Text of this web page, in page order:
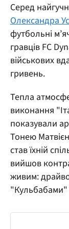
Серед
Олександра
футбольні
гравців FC
військових
гривень.
Тепла
виконання
показували
Тонею
став їхній
вийшов
живим:
"Кульбабами"